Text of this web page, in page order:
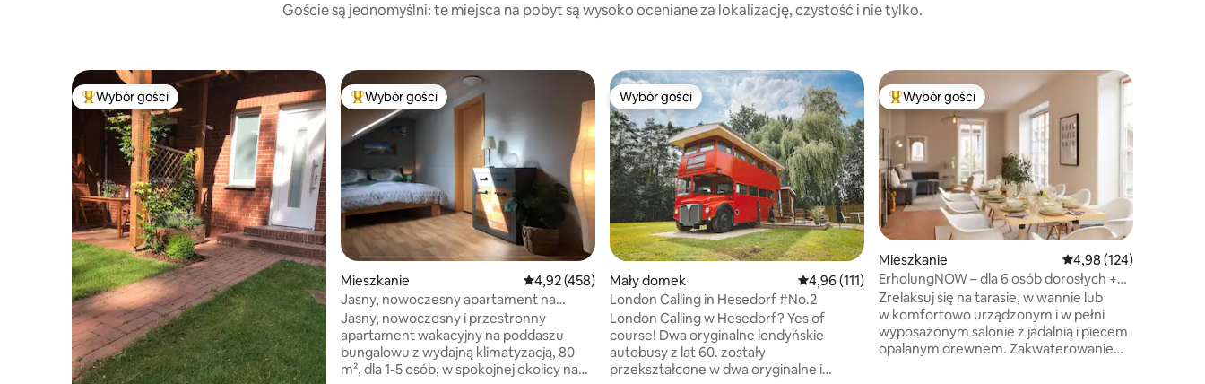
Goście są jednomyślni: te miejsca na pobyt są wysoko oceniane za lokalizację, czystość i nie tylko.
Najpopularniejsze z kategorii Wybór gości
Wybór gości Najpopularniejsze z kategorii Wybór gości
Wybór gości
Mieszkanie Średnia ocena: 4,92 na 5, liczba recenzji: 458
4,92 (458)
Jasny, nowoczesny apartament na
poddaszu w budynku typu bungalow
Jasny, nowoczesny i przestronny
apartament wakacyjny na poddaszu
bungalowu z wydajną klimatyzacją, 80
m², dla 1-5 osób, w spokojnej okolicy na
Wybór gości
Wybór gości
Mały domek Średnia ocena: 4,96 na 5, liczba recenzji: 111
4,96 (111)
London Calling in Hesedorf #No.2
London Calling w Hesedorf? Yes of
course! Dwa oryginalne londyńskie
autobusy z lat 60. zostały
przekształcone w dwa oryginalne i
Najpopularniejsze z kategorii Wybór gości
Wybór gości
Mieszkanie Średnia ocena: 4,98
4,98 (124)
ErholungNOW – dla 6 osób dorosłych +
4 dzieci
Zrelaksuj się na tarasie, w wannie lub
w komfortowo urządzonym i w pełni
wyposażonym salonie z jadalnią i piecem
opalanym drewnem. Zakwaterowanie